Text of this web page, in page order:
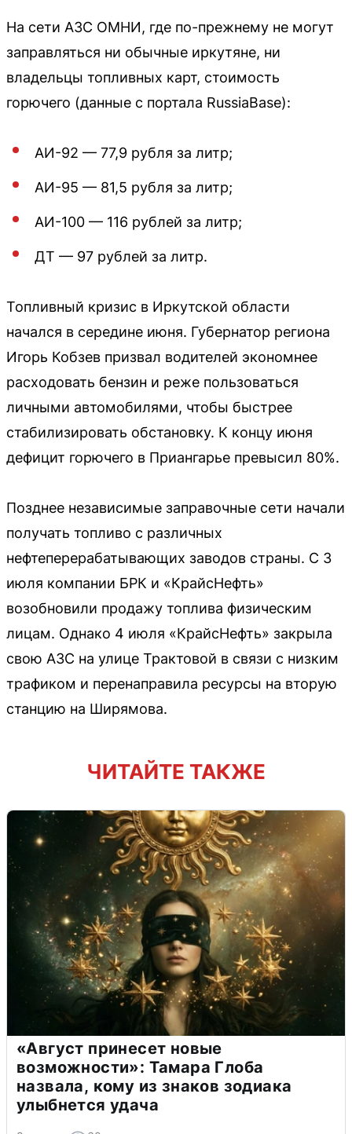
На сети АЗС ОМНИ, где по-прежнему не могут
заправляться ни обычные иркутяне, ни
владельцы топливных карт, стоимость
горючего (данные с портала RussiaBase):
АИ-92 — 77,9 рубля за литр;
АИ-95 — 81,5 рубля за литр;
АИ-100 — 116 рублей за литр;
ДТ — 97 рублей за литр.
Топливный кризис в Иркутской области
начался в середине июня. Губернатор региона
Игорь Кобзев призвал водителей экономнее
расходовать бензин и реже пользоваться
личными автомобилями, чтобы быстрее
стабилизировать обстановку. К концу июня
дефицит горючего в Приангарье превысил 80%.
Позднее независимые заправочные сети начали
получать топливо с различных
нефтеперерабатывающих заводов страны. С 3
июля компании БРК и «КрайсНефть»
возобновили продажу топлива физическим
лицам. Однако 4 июля «КрайсНефть» закрыла
свою АЗС на улице Трактовой в связи с низким
трафиком и перенаправила ресурсы на вторую
станцию на Ширямова.
ЧИТАЙТЕ ТАКЖЕ
«Август принесет новые
возможности»: Тамара Глоба
назвала, кому из знаков зодиака
улыбнется удача